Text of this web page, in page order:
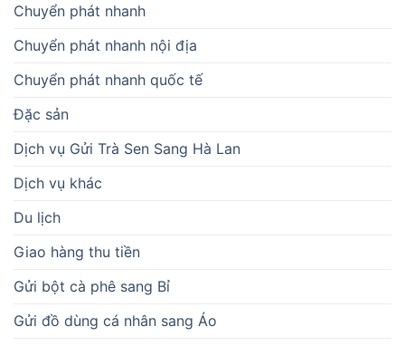
Chuyển phát nhanh
Chuyển phát nhanh nội địa
Chuyển phát nhanh quốc tế
Đặc sản
Dịch vụ Gửi Trà Sen Sang Hà Lan
Dịch vụ khác
Du lịch
Giao hàng thu tiền
Gửi bột cà phê sang Bỉ
Gửi đồ dùng cá nhân sang Áo